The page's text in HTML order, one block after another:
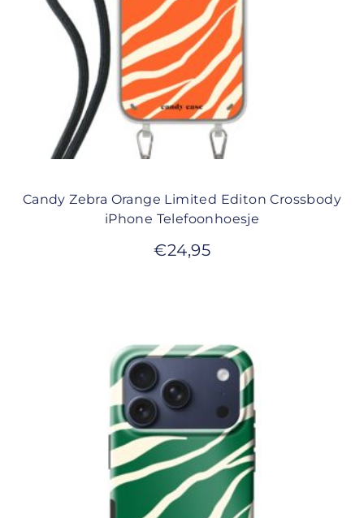
Candy Zebra Orange Limited Editon Crossbody
iPhone Telefoonhoesje
€24,95